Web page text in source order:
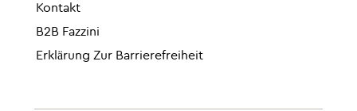
Kontakt
B2B Fazzini
Erklärung Zur Barrierefreiheit